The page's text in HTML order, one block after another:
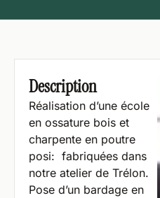
Description
Réalisation d’une école
en ossature bois et
charpente en poutre
posi: fabriquées dans
notre atelier de Trélon.
Pose d’un bardage en